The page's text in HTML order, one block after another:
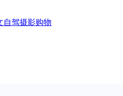
自驾摄影购物